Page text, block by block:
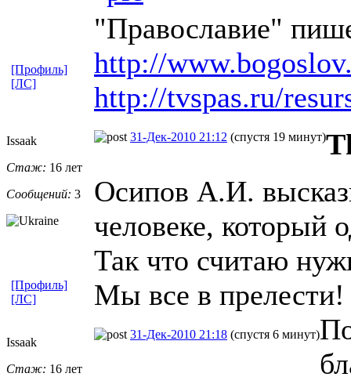
"Православие"
http://
http://tvspas.ru/
[Профиль]
[ЛС]
Issaak
Стаж: 16 лет
Сообщений: 3
31-Дек-2010 21:12 (спустя 19 минут)
Осипов А.И.
человеке, который
Так что считаю
Мы все в прелести!
[Профиль]
[ЛС]
Issaak
Стаж: 16 лет
31-Дек-2010 21:18 (спустя 6 минут)